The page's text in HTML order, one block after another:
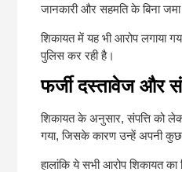
जानकारी और सहमति के बिना
शिकायत में यह भी आरोप लगाया
पुलिस कर रही है।
फर्जी दस्तावेज और
शिकायत के अनुसार, संपत्ति को
गया, जिसके कारण उन्हें अपनी कुछ
हालांकि ये सभी आरोप शिकायत का